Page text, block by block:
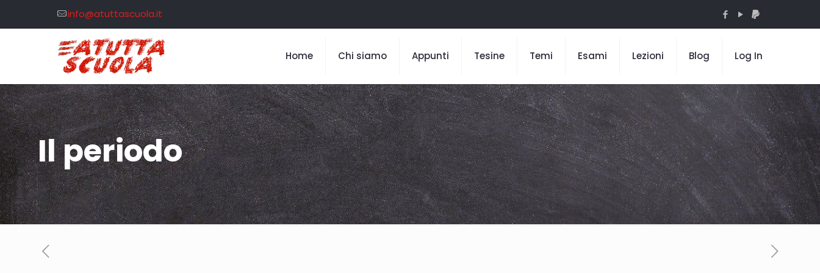
info@atuttascuola.it
Home Chi siamo Appunti Tesine Temi Esami Lezioni Blog Log In
Il periodo